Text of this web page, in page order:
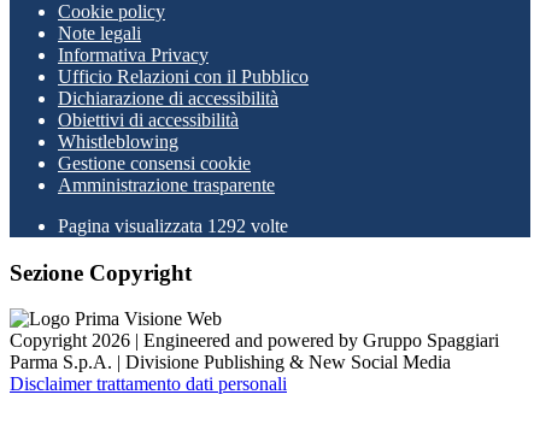
Cookie policy
Note legali
Informativa Privacy
Ufficio Relazioni con il Pubblico
Dichiarazione di accessibilità
Obiettivi di accessibilità
Whistleblowing
Gestione consensi cookie
Amministrazione trasparente
Pagina visualizzata 1292 volte
Sezione Copyright
Copyright 2026 | Engineered and powered by Gruppo Spaggiari
Parma S.p.A. | Divisione Publishing & New Social Media
Disclaimer trattamento dati personali